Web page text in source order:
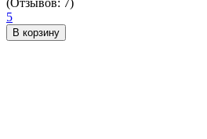
(Отзывов: 7)
5
В корзину